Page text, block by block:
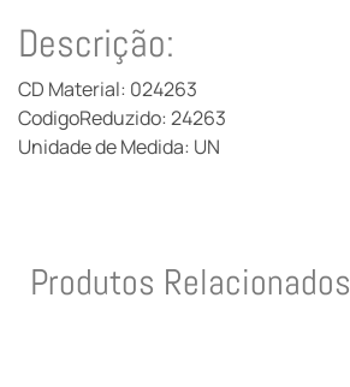
Descrição:
CD Material: 024263
CodigoReduzido: 24263
Unidade de Medida: UN
Produtos Relacionados